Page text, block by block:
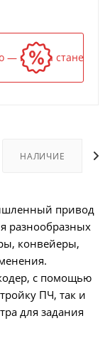
— и цена станет
НАЛИЧИЕ
привод
разнообразных
конвейеры,
с помощью
ПЧ, так и
для задания